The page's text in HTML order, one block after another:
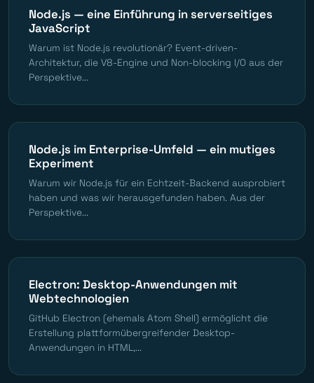
Node.js — eine Einführung in serverseitiges
JavaScript
Warum ist Node.js revolutionär? Event-driven-
Architektur, die V8-Engine und Non-blocking I/O aus der
Perspektive...
Node.js im Enterprise-Umfeld — ein mutiges
Experiment
Warum wir Node.js für ein Echtzeit-Backend ausprobiert
haben und was wir herausgefunden haben. Aus der
Perspektive...
Electron: Desktop-Anwendungen mit
Webtechnologien
GitHub Electron (ehemals Atom Shell) ermöglicht die
Erstellung plattformübergreifender Desktop-
Anwendungen in HTML,...